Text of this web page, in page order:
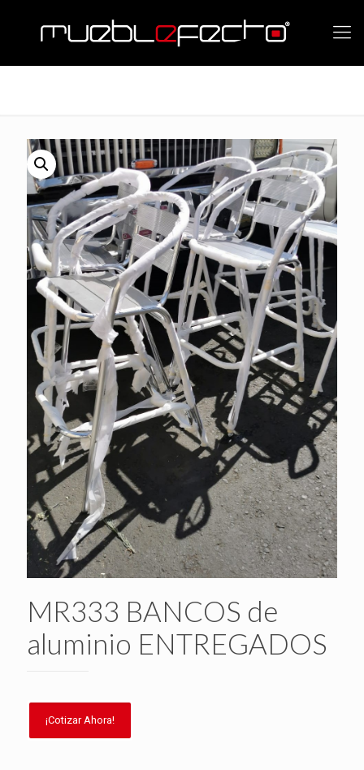
MR333 BANCOS de
aluminio ENTREGADOS